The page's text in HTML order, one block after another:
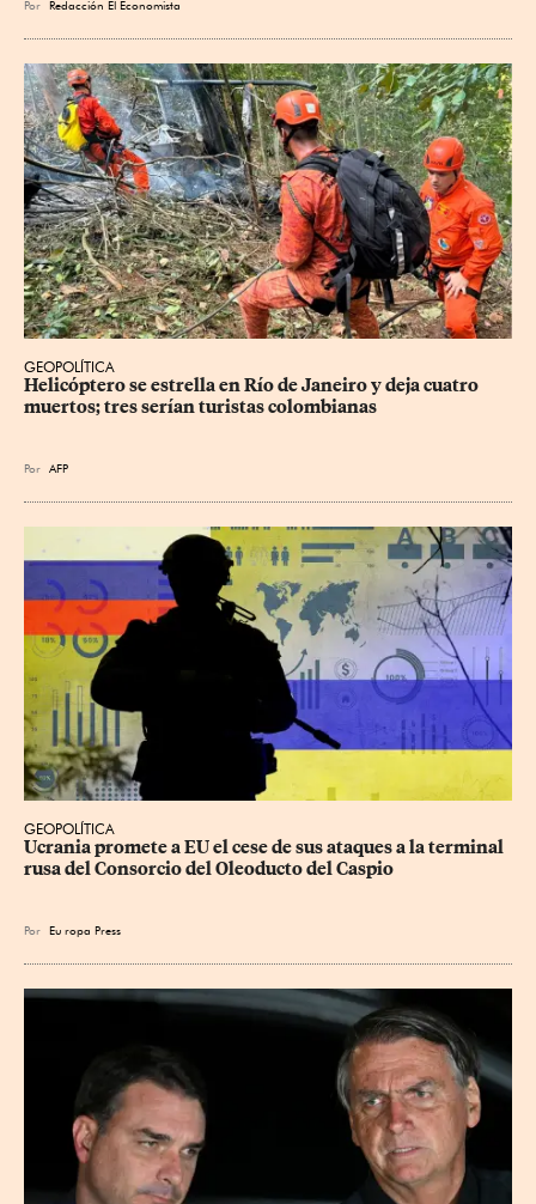
Por Redacción El Economista
GEOPOLÍTICA
Helicóptero se estrella en Río de Janeiro y deja cuatro
muertos; tres serían turistas colombianas
Por AFP
GEOPOLÍTICA
Ucrania promete a EU el cese de sus ataques a la terminal
rusa del Consorcio del Oleoducto del Caspio
Por Eu ropa Press